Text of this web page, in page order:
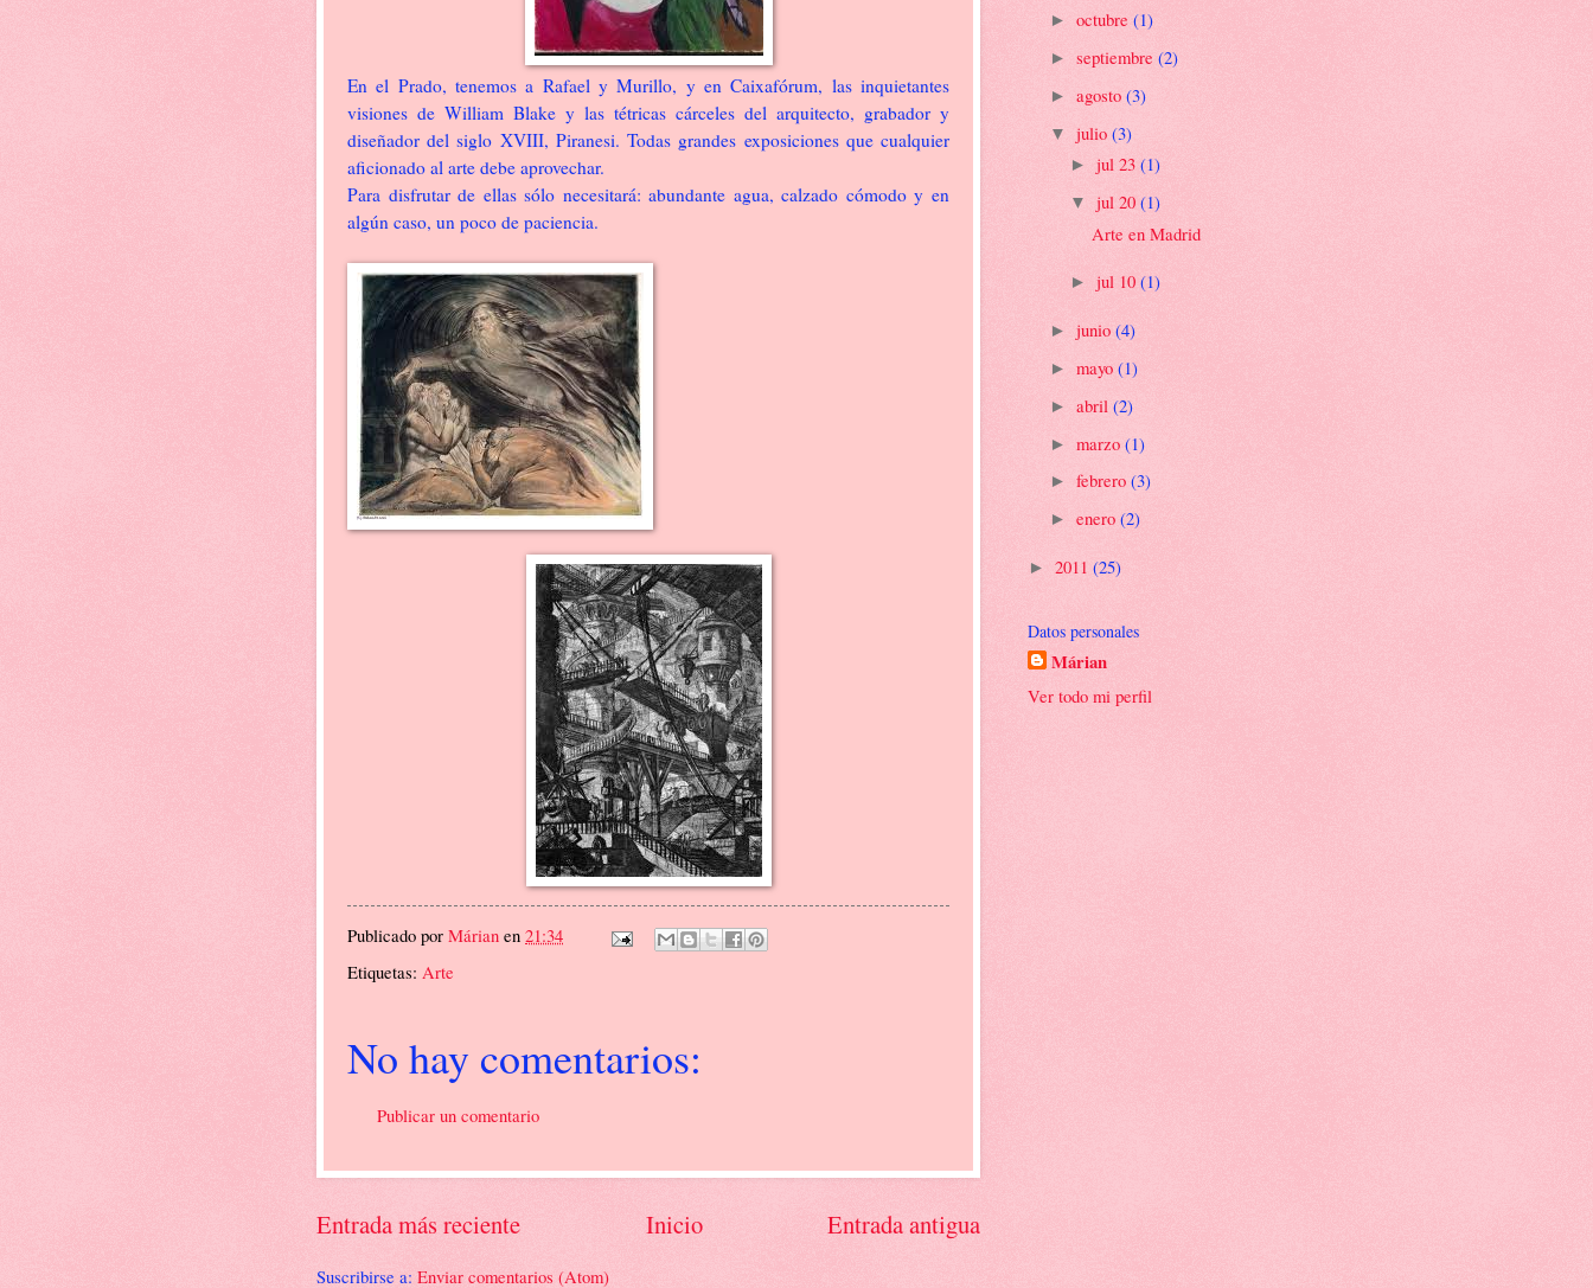
En el Prado, tenemos a Rafael y Murillo, y en Caixafórum, las inquietantes
visiones de William Blake y las tétricas cárceles del arquitecto, grabador y
diseñador del siglo XVIII, Piranesi. Todas grandes exposiciones que cualquier
aficionado al arte debe aprovechar.
Para disfrutar de ellas sólo necesitará: abundante agua, calzado cómodo y en
algún caso, un poco de paciencia.
Publicado por Márian en 21:34
Etiquetas: Arte
No hay comentarios:
Publicar un comentario
Entrada más reciente Entrada antigua
Inicio
Suscribirse a: Enviar comentarios (Atom)
► octubre (1)
► septiembre (2)
► agosto (3)
▼ julio (3)
►jul 23(1)
▼jul 20(1)
Arte en Madrid
►jul 10(1)
► junio (4)
► mayo (1)
► abril (2)
► marzo (1)
► febrero (3)
► enero (2)
► 2011 (25)
Datos personales
Márian
Ver todo mi perfil